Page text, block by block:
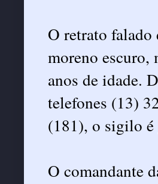
O retrato
moreno escuro,
anos de idade.
telefones (13)
(181), o sigilo é
O comandante